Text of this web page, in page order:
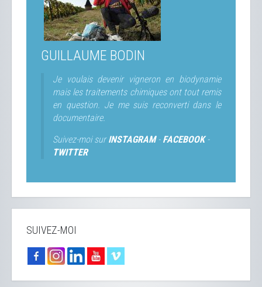
GUILLAUME BODIN
Je voulais devenir vigneron en biodynamie
mais les traitements chimiques ont tout remis
en question. Je me suis reconverti dans le
documentaire.
Suivez-moi surINSTAGRAM- FACEBOOK-
TWITTER
SUIVEZ-MOI